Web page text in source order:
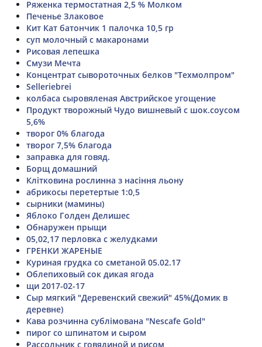
Ряженка термостатная 2,5 % Молком
Печенье Злаковое
Кит Кат батончик 1 палочка 10,5 гр
суп молочный с макаронами
Рисовая лепешка
Смузи Мечта
Концентрат сывороточных белков "Техмолпром"
Selleriebrei
колбаса сыровяленая Австрийское угощение
Продукт творожный Чудо вишневый с шок.соусом
5,6%
творог 0% благода
творог 7,5% благода
заправка для говяд.
Борщ домашний
Клітковина рослинна з насіння льону
абрикосы перетертые 1:0,5
сырники (мамины)
Яблоко Голден Делишес
Обнаружен прыщи
05,02,17 перловка с желудками
ГРЕНКИ ЖАРЕНЫЕ
Куриная грудка со сметаной 05.02.17
Облепиховый сок дикая ягода
щи 2017-02-17
Сыр мягкий "Деревенский свежий" 45%(Домик в
деревне)
Кава розчинна сублімована "Nescafe Gold"
пирог со шпинатом и сыром
Рассольник с говядиной и рисом